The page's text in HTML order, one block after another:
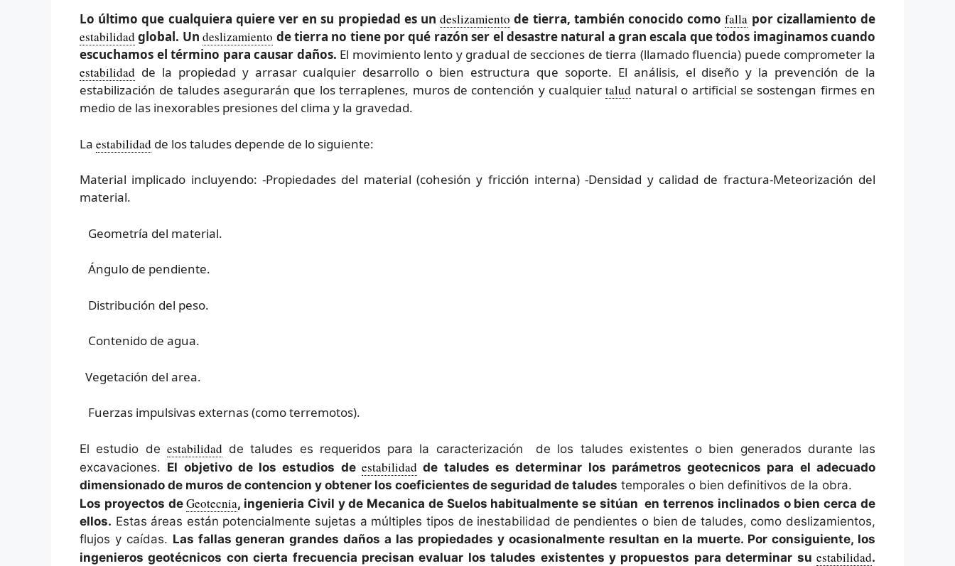
Lo último que cualquiera quiere ver en su propiedad es undeslizamiento de tierra, también conocido comofalla por cizallamiento de
estabilidad global. Undeslizamiento de tierra no tiene por qué razón ser el desastre natural a gran escala que todos imaginamos cuando
escuchamos el término para causar daños. El movimiento lento y gradual de secciones de tierra (llamado fluencia) puede comprometer la
estabilidad de la propiedad y arrasar cualquier desarrollo o bien estructura que soporte. El análisis, el diseño y la prevención de la
estabilización de taludes asegurarán que los terraplenes, muros de contención y cualquiertalud natural o artificial se sostengan firmes en
medio de las inexorables presiones del clima y la gravedad.
La estabilidad de los taludes depende de lo siguiente:
Material implicado incluyendo: -Propiedades del material (cohesión y fricción interna) -Densidad y calidad de fractura-Meteorización del
material.
Geometría del material.
Ángulo de pendiente.
Distribución del peso.
Contenido de agua.
Vegetación del area.
Fuerzas impulsivas externas (como terremotos).
El estudio de estabilidad de taludes es requeridos para la caracterización de los taludes existentes o bien generados durante las
excavaciones. El objetivo de los estudios deestabilidad de taludes es determinar los parámetros geotecnicos para el adecuado
dimensionado de muros de contencion y obtener los coeficientes de seguridad de taludes temporales o bien definitivos de la obra.
Los proyectos deGeotecnia, ingenieria Civil y de Mecanica de Suelos habitualmente se sitúan en terrenos inclinados o bien cerca de
ellos. Estas áreas están potencialmente sujetas a múltiples tipos de inestabilidad de pendientes o bien de taludes, como deslizamientos,
flujos y caídas. Las fallas generan grandes daños a las propiedades y ocasionalmente resultan en la muerte. Por consiguiente, los
ingenieros geotécnicos con cierta frecuencia precisan evaluar los taludes existentes y propuestos para determinar su estabilidad.